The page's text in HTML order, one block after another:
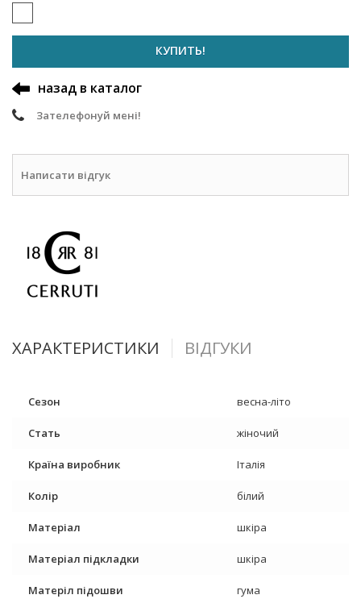
КУПИТЬ!
назад в каталог
Зателефонуй мені!
Написати відгук
ХАРАКТЕРИСТИКИ ВІДГУКИ
Сезон весна-літо
Стать жіночий
Країна виробник Італія
Колір білий
Матеріал шкіра
Матеріал підкладки шкіра
Матеріл підошви гума